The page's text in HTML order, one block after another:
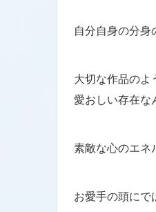
自分自身の分身
大切な作品のよ
愛おしい存在な
素敵な心のエネ
お愛手の頭にで